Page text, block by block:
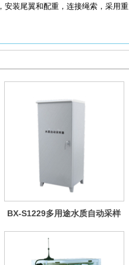
装尾翼和配重，连接绳索，采用
BX-S1229多用途水质自动采样